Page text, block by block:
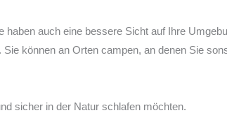
auch eine bessere Sicht auf Ihre
können an Orten campen, an denen Sie
sicher in der Natur schlafen möchten.